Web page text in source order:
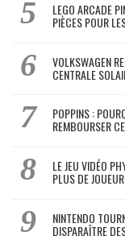
LEGO ARCADE
PIÈCES POUR
VOLKSWAGEN
CENTRALE
POPPINS :
REMBOURSER
LE JEU VIDÉO
PLUS DE
NINTENDO
DISPARAÎTRE